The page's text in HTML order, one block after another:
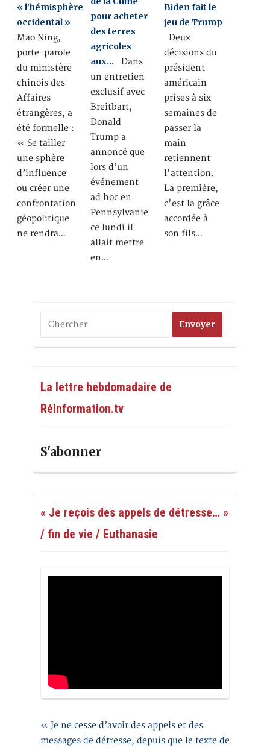
« l’hémisphère
occidental »
Mao Ning,
porte-parole
du ministère
chinois des
Affaires
étrangères, a
été formelle :
« Se tailler
une sphère
d’influence
ou créer une
confrontation
géopolitique
ne rendra…
pour acheter
des terres
agricoles
aux… Dans
un entretien
exclusif avec
Breitbart,
Donald
Trump a
annoncé que
lors d’un
événement
ad hoc en
Pennsylvanie
ce lundi il
allait mettre
en…
Biden fait le
jeu de Trump
Deux
décisions du
président
américain
prises à six
semaines de
passer la
main
retiennent
l'attention.
La première,
c'est la grâce
accordée à
son fils…
La lettre hebdomadaire de
Réinformation.tv
S'abonner
« Je reçois des appels de détresse… »
/ fin de vie / Euthanasie
« Je ne cesse d’avoir des appels et des
messages de détresse, depuis que le texte de